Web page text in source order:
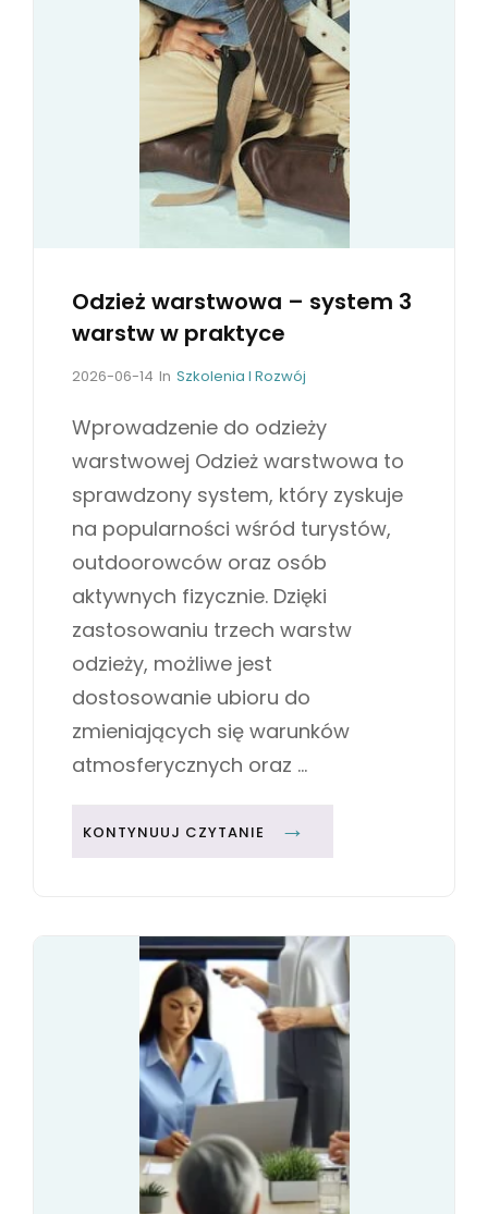
G
–
R
Ó
Ż
N
I
C
E
Z
A
S
O
S
O
W
N
I
E
Odzież warstwowa – system 3
warstw w praktyce
P
s
e
d
n
2026-06-14 In C
T
G
O
E
Szkolenia I Rozwój
Wprowadzenie do odzieży
warstwowej Odzież warstwowa to
sprawdzony system, który zyskuje
na popularności wśród turystów,
outdoorowców oraz osób
aktywnych fizycznie. Dzięki
zastosowaniu trzech warstw
odzieży, możliwe jest
dostosowanie ubioru do
zmieniających się warunków
atmosferycznych oraz …
KONTYNUUJ CZYTANIE
D
E
Ż
W
A
W
O